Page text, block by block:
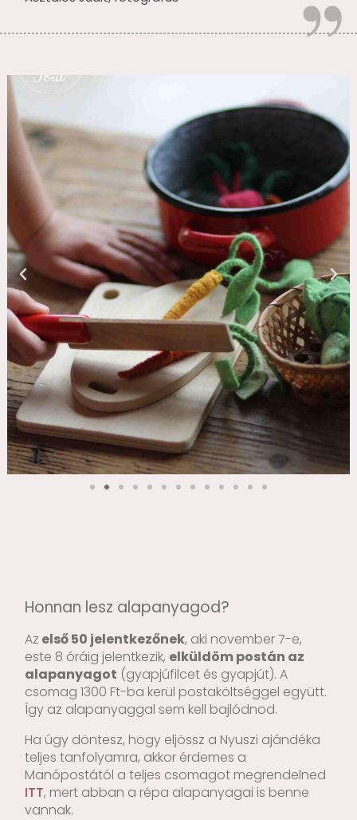
Honnan lesz alapanyagod?
Az első 50 jelentkezőnek, aki november 7-e,
este 8 óráig jelentkezik, elküldöm postán az
alapanyagot (gyapjúfilcet és gyapjút). A
csomag 1300 Ft-ba kerül postaköltséggel együtt.
Így az alapanyaggal sem kell bajlódnod.
Ha úgy döntesz, hogy eljössz a Nyuszi ajándéka
teljes tanfolyamra, akkor érdemes a
Manópostától a teljes csomagot megrendelned
ITT, mert abban a répa alapanyagai is benne
vannak.